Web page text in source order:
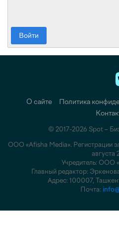
Войти
О сайте Политика
© 2017-2026 Spot –
ООО «Afisha Media». Регистрации
августа
Учредитель: ООО
Главный редактор:
Адрес: 100007,
Почта: